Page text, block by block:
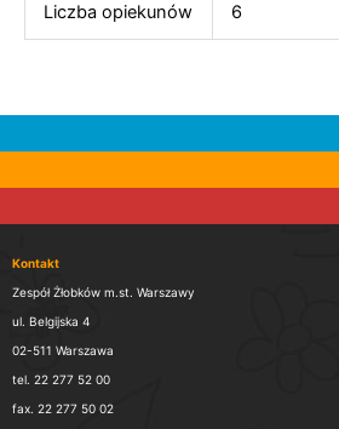
Liczba opiekunów 6
Kontakt
Zespół Żłobków m.st. Warszawy
ul. Belgijska 4
02-511 Warszawa
tel. 22 277 52 00
fax. 22 277 50 02